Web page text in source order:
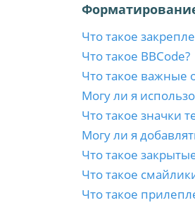
Что такое
Что такое BBCode?
Что такое важные
Могу ли я
Что такое значки
Могу ли я
Что такое
Что такое
Что такое